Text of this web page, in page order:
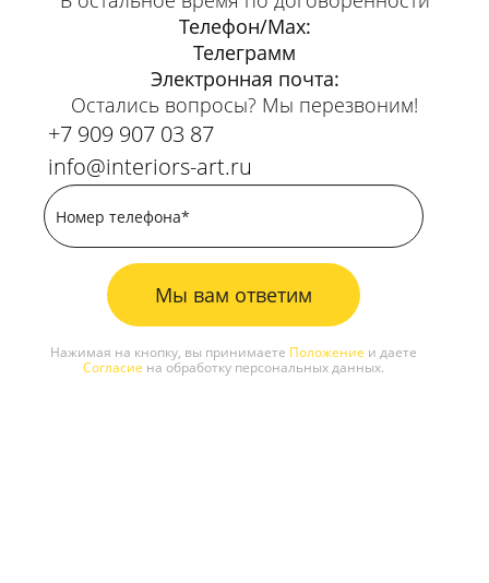
Телефон/Max:
Телеграмм
Электронная почта:
Остались вопросы? Мы перезвоним!
+7 909 907 03 87
info@interiors-art.ru
Мы вам ответим
Нажимая на кнопку, вы принимаете Положение и даете
Согласие на обработку персональных данных.